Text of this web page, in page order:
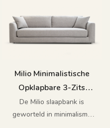
vorm neemt je mee in een
sfeer van verfijnde luxe
Milio Minimalistische
Opklapbare 3-Zits
Slaapbank Voor Kleine
Ruimtes RC6845B
De Milio slaapbank is
geworteld in minimalisme